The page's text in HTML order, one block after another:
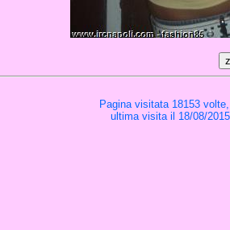
Pagina visitata 18153
ultima visita il 18/08/